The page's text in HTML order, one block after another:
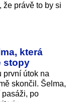
že právě to by si
která
stopy
první útok na
skončil. Šelma,
pasáži, po